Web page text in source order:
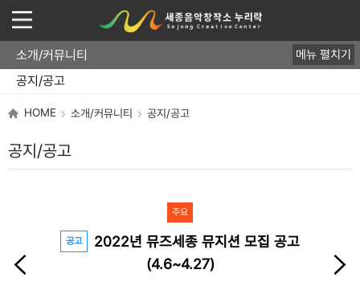
소개/커뮤니티
운영개요
직원/업무
오시는 길
공지/공고
FAQ
메뉴 펼치기
HOME 소개/커뮤니티 공지/공고
공지/공고
주요
공고
2022년 뮤즈세종 뮤지션 모집 공고
(4.6~4.27)